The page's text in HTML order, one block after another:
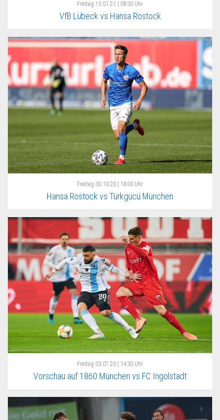
Freitag 15.01.21 | 08:30 Uhr
VfB Lübeck vs Hansa Rostock
Freitag 30.10.20 | 18:00 Uhr
Hansa Rostock vs Türkgücü München
Freitag 03.07.20 | 14:30 Uhr
Vorschau auf 1860 München vs FC Ingolstadt